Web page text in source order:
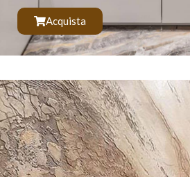
Acquista